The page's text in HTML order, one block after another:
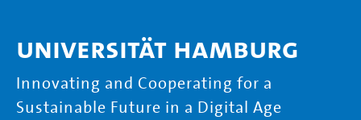
Universität Hamburg
Innovating and Cooperating for a
Sustainable Future in a Digital Age